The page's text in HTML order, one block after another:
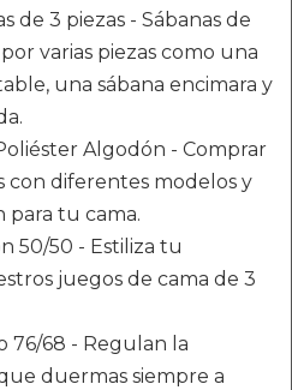
de 3 piezas - Sábanas de
varias piezas como una
una sábana encimara y
Algodón - Comprar
con diferentes modelos y
para tu cama.
50/50 - Estiliza tu
juegos de cama de 3
76/68 - Regulan la
duermas siempre a